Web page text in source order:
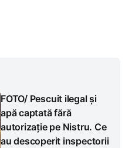
FOTO/ Pescuit ilegal și
apă captată fără
autorizație pe Nistru. Ce
au descoperit inspectorii